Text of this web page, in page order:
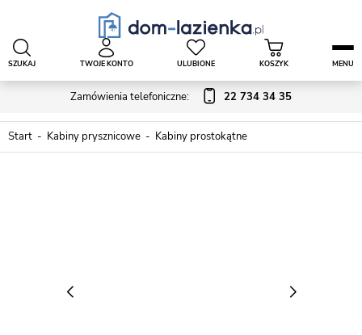
Zamówienia telefoniczne: 22 734 34 35
SZUKAJ TWOJE KONTO ULUBIONE KOSZYK MENU
Start Kabiny prysznicowe Kabiny prostokątne